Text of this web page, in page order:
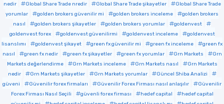
nedir
Global Share Trade nredir Global Share Trade şikayetler
Global Share Trade
yorumlar
golden brokers güvenilir mi golden brokers inceleme
golden brokers
nasıl
golden brokers şikayetler golden brokers yorumlar
goldenvest
goldenvest forex
goldenvest güvenilirmi goldenvest inceleme
goldenvest
lisanslımı
goldenvest şikayet green fx güvenilir mi green fx inceleme
green fx
nasıl
green fx nedir green fx şikayetler green fx yorumlar Grn Markets
Grn
Markets değerlendirme
Grn Markets inceleme Grn Markets nasıl
Grn Markets
nedir
Grn Markets şikayetler Grn Markets yorumlar
Güncel Shiba Analizi
güveni
Güvenilir forex firmaları Güvenilir Forex Firması nasıl anlaşılır
Güvenilir
Forex Firması Nasıl Seçili
güvenli forex firması hedef capital
hedef capital